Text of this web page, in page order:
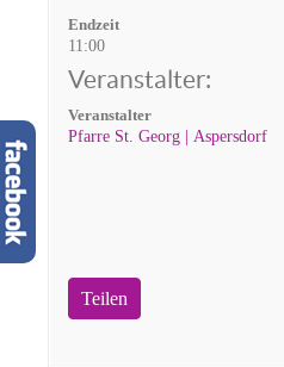
Endzeit
11:00
Veranstalter:
Veranstalter
Pfarre St. Georg | Aspersdorf
Teilen